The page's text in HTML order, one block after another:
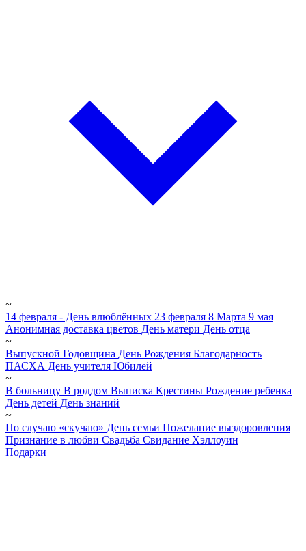
~
14 февраля - День влюблённых 23 февраля 8 Марта 9 мая
Анонимная доставка цветов День матери День отца
~
Выпускной Годовщина День Рождения Благодарность
ПАСХА День учителя Юбилей
~
В больницу В роддом Выписка Крестины Рождение ребенка
День детей День знаний
~
По случаю «скучаю» День семьи Пожелание выздоровления
Признание в любви Свадьба Свидание Хэллоуин
Подарки